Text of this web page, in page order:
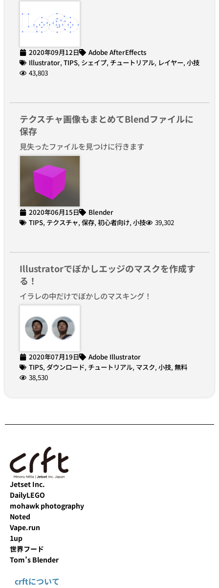
2020年09月12日
Adobe AfterEffects
Illustrator, TIPS, シェイプ, チュートリアル, レイヤー, 小技
43,803
テクスチャ画像もまとめてBlendファイルに
保存
見失ったファイルを見つけに行きます
2020年06月15日
Blender
TIPS, テクスチャ, 保存, 初心者向け, 小技 39,302
Illustratorでぼかしエッジのマスクを作成す
る！
イラレの中だけでぼかしのマスキング！
2020年07月19日
Adobe Illustrator
TIPS, ダウンロード, チュートリアル, マスク, 小技, 無料
38,530
Jetset Inc.
DailyLEGO
mohawk photography
Noted
Vape.run
1up
世界フード
Tom’s Blender
crftについて